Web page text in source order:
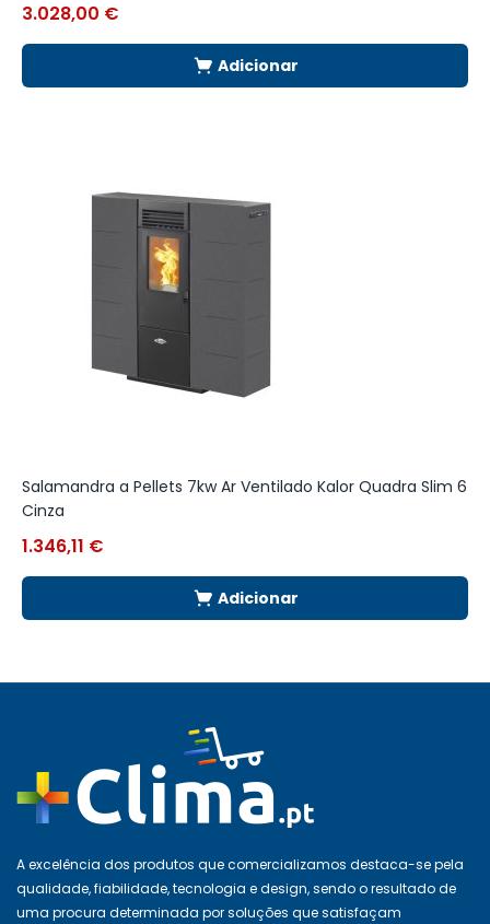
3.028,00 €
Adicionar
Salamandra a Pellets 7kw Ar Ventilado Kalor Quadra Slim 6
Cinza
1.346,11 €
Adicionar
A excelência dos produtos que comercializamos destaca-se pela
qualidade, fiabilidade, tecnologia e design, sendo o resultado de
uma procura determinada por soluções que satisfaçam